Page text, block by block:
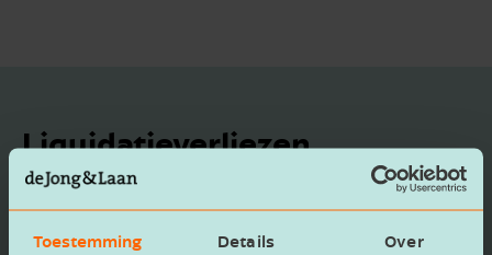
Toestemming Details Over
Liquidatie­verliezen
De liquidatieverliesregeling is een uitzondering